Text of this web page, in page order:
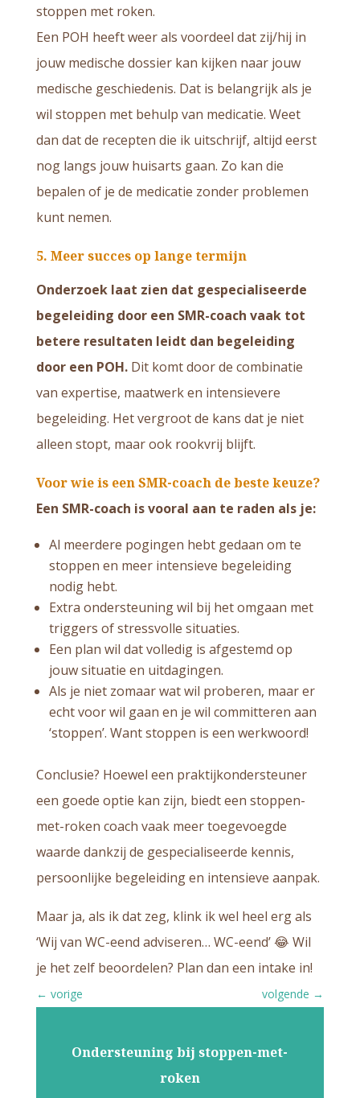
stoppen met roken.
Een POH heeft weer als voordeel dat zij/hij in
jouw medische dossier kan kijken naar jouw
medische geschiedenis. Dat is belangrijk als je
wil stoppen met behulp van medicatie. Weet
dan dat de recepten die ik uitschrijf, altijd eerst
nog langs jouw huisarts gaan. Zo kan die
bepalen of je de medicatie zonder problemen
kunt nemen.
5. Meer succes op lange termijn
Onderzoek laat zien dat gespecialiseerde
begeleiding door een SMR-coach vaak tot
betere resultaten leidt dan begeleiding
door een POH.Dit komt door de combinatie
van expertise, maatwerk en intensievere
begeleiding. Het vergroot de kans dat je niet
alleen stopt, maar ook rookvrij blijft.
Voor wie is een SMR-coach de beste keuze?
Een SMR-coach is vooral aan te raden als je:
Al meerdere pogingen hebt gedaan om te
stoppen en meer intensieve begeleiding
nodig hebt.
Extra ondersteuning wil bij het omgaan met
triggers of stressvolle situaties.
Een plan wil dat volledig is afgestemd op
jouw situatie en uitdagingen.
Als je niet zomaar wat wil proberen, maar er
echt voor wil gaan en je wil committeren aan
‘stoppen’. Want stoppen is een werkwoord!
Conclusie? Hoewel een praktijkondersteuner
een goede optie kan zijn, biedt een stoppen-
met-roken coach vaak meer toegevoegde
waarde dankzij de gespecialiseerde kennis,
persoonlijke begeleiding en intensieve aanpak.
Maar ja, als ik dat zeg, klink ik wel heel erg als
‘Wij van WC-eend adviseren… WC-eend’ 😂 Wil
je het zelf beoordelen? Plan dan een intake in!
← vorige volgende →
Ondersteuning bij stoppen-met-
roken